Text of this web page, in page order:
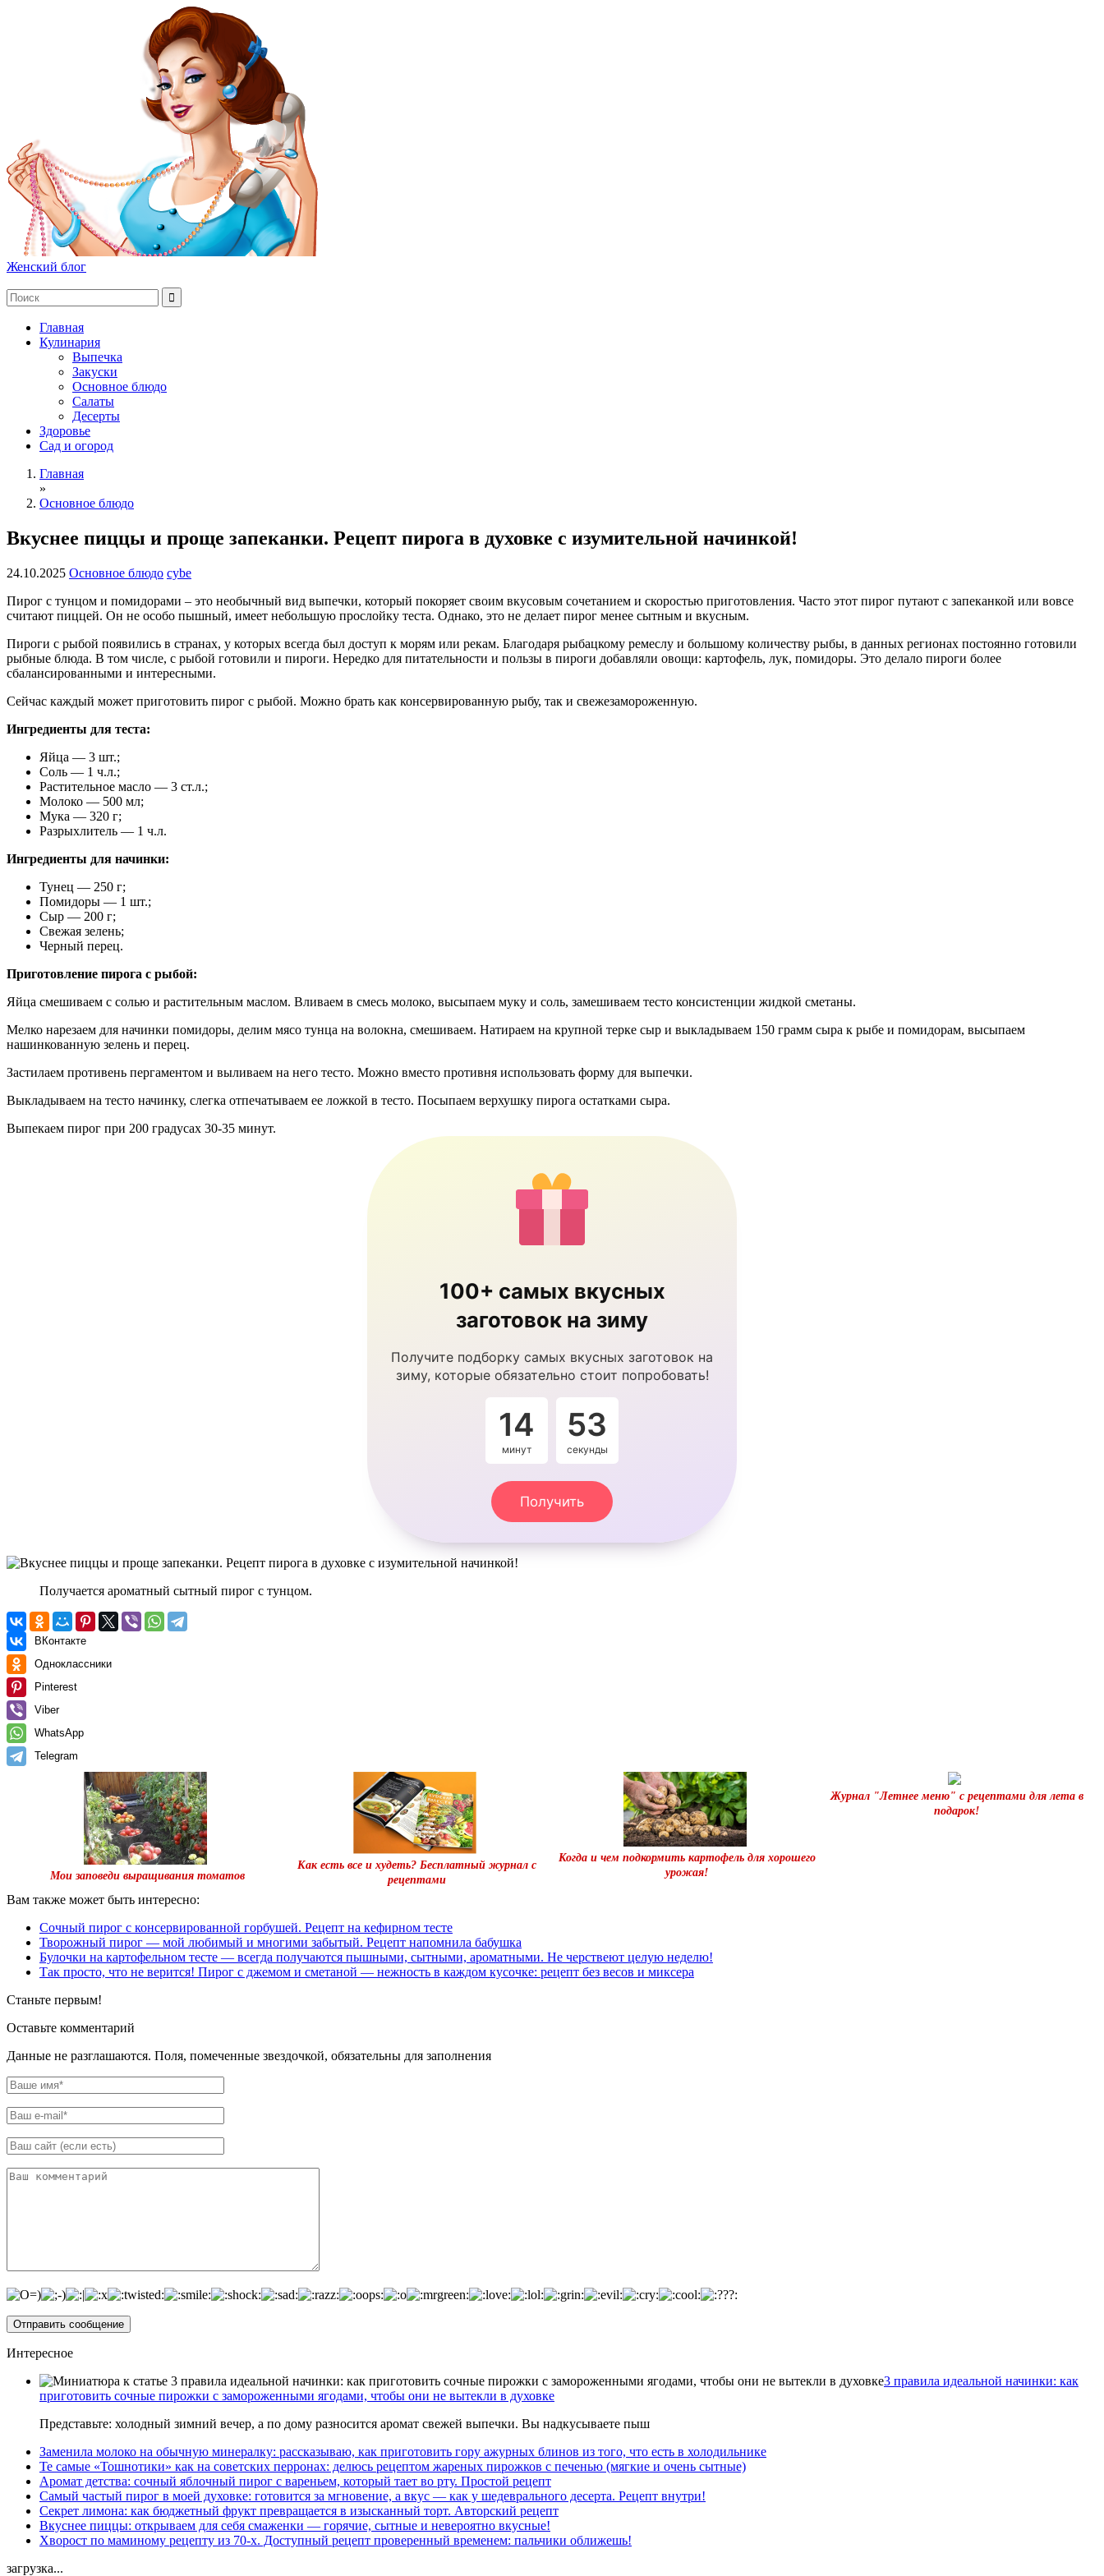
Женский блог
Главная
Кулинария
Выпечка
Закуски
Основное блюдо
Салаты
Десерты
Здоровье
Сад и огород
Главная
»
Основное блюдо
Вкуснее пиццы и проще запеканки. Рецепт пирога в духовке с изумительной начинкой!
24.10.2025 Основное блюдо cybe
Пирог с тунцом и помидорами – это необычный вид выпечки, который покоряет своим вкусовым сочетанием и скоростью приготовления. Часто этот пирог путают с запеканкой или вовсе
считают пиццей. Он не особо пышный, имеет небольшую прослойку теста. Однако, это не делает пирог менее сытным и вкусным.
Пироги с рыбой появились в странах, у которых всегда был доступ к морям или рекам. Благодаря рыбацкому ремеслу и большому количеству рыбы, в данных регионах постоянно готовили
рыбные блюда. В том числе, с рыбой готовили и пироги. Нередко для питательности и пользы в пироги добавляли овощи: картофель, лук, помидоры. Это делало пироги более
сбалансированными и интересными.
Сейчас каждый может приготовить пирог с рыбой. Можно брать как консервированную рыбу, так и свежезамороженную.
Ингредиенты для теста:
Яйца — 3 шт.;
Соль — 1 ч.л.;
Растительное масло — 3 ст.л.;
Молоко — 500 мл;
Мука — 320 г;
Разрыхлитель — 1 ч.л.
Ингредиенты для начинки:
Тунец — 250 г;
Помидоры — 1 шт.;
Сыр — 200 г;
Свежая зелень;
Черный перец.
Приготовление пирога с рыбой:
Яйца смешиваем с солью и растительным маслом. Вливаем в смесь молоко, высыпаем муку и соль, замешиваем тесто консистенции жидкой сметаны.
Мелко нарезаем для начинки помидоры, делим мясо тунца на волокна, смешиваем. Натираем на крупной терке сыр и выкладываем 150 грамм сыра к рыбе и помидорам, высыпаем
нашинкованную зелень и перец.
Застилаем противень пергаментом и выливаем на него тесто. Можно вместо противня использовать форму для выпечки.
Выкладываем на тесто начинку, слегка отпечатываем ее ложкой в тесто. Посыпаем верхушку пирога остатками сыра.
Выпекаем пирог при 200 градусах 30-35 минут.
100+ самых вкусных
заготовок на зиму
Получите подборку самых вкусных заготовок на
зиму, которые обязательно стоит попробовать!
14
минут
52
секунды
Получить
Получается ароматный сытный пирог с тунцом.
ВКонтакте
Одноклассники
Pinterest
Viber
WhatsApp
Telegram
Мои заповеди выращивания томатов
Как есть все и худеть? Бесплатный журнал с
рецептами
Когда и чем подкормить картофель для хорошего
урожая!
Журнал "Летнее меню" с рецептами для лета в
подарок!
Вам также может быть интересно:
Сочный пирог с консервированной горбушей. Рецепт на кефирном тесте
Творожный пирог — мой любимый и многими забытый. Рецепт напомнила бабушка
Булочки на картофельном тесте — всегда получаются пышными, сытными, ароматными. Не черствеют целую неделю!
Так просто, что не верится! Пирог с джемом и сметаной — нежность в каждом кусочке: рецепт без весов и миксера
Станьте первым!
Оставьте комментарий
Данные не разглашаются. Поля, помеченные звездочкой, обязательны для заполнения
Интересное
3 правила идеальной начинки: как
приготовить сочные пирожки с замороженными ягодами, чтобы они не вытекли в духовке
Представьте: холодный зимний вечер, а по дому разносится аромат свежей выпечки. Вы надкусываете пыш
Заменила молоко на обычную минералку: рассказываю, как приготовить гору ажурных блинов из того, что есть в холодильнике
Те самые «Тошнотики» как на советских перронах: делюсь рецептом жареных пирожков с печенью (мягкие и очень сытные)
Аромат детства: сочный яблочный пирог с вареньем, который тает во рту. Простой рецепт
Самый частый пирог в моей духовке: готовится за мгновение, а вкус — как у шедеврального десерта. Рецепт внутри!
Секрет лимона: как бюджетный фрукт превращается в изысканный торт. Авторский рецепт
Вкуснее пиццы: открываем для себя смаженки — горячие, сытные и невероятно вкусные!
Хворост по маминому рецепту из 70-х. Доступный рецепт проверенный временем: пальчики оближешь!
загрузка...